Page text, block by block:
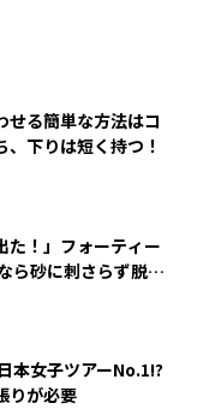
せる簡単な方法はコ
下りは短く持つ！
た！」フォーティー
ら砂に刺さらず脱出
本女子ツアーNo.1!?
りが必要